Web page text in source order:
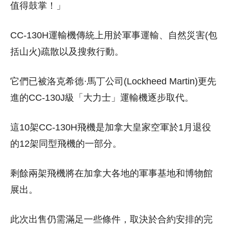
值得鼓掌！」
CC-130H運輸機傳統上用於軍事運輸、自然災害(包
括山火)疏散以及搜救行動。
它們已被洛克希德·馬丁公司(Lockheed Martin)更先
進的CC-130J級「大力士」運輸機逐步取代。
這10架CC-130H飛機是加拿大皇家空軍於1月退役
的12架同型飛機的一部分。
剩餘兩架飛機將在加拿大各地的軍事基地和博物館
展出。
此次出售仍需滿足一些條件，取決於合約安排的完